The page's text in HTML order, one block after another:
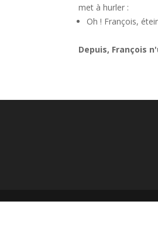
met à hurler :
Oh ! François,
Depuis, François